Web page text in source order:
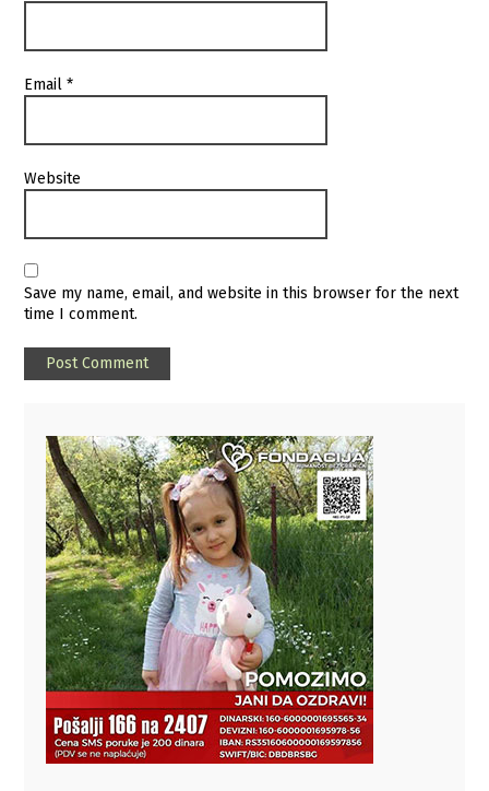
Email*
Website
Save my name, email, and website in this browser for the next
time I comment.